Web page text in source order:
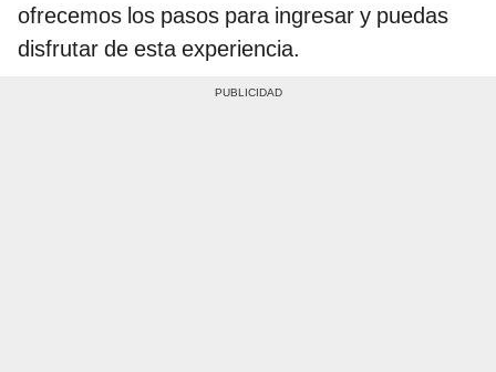
ofrecemos los pasos para ingresar y puedas
disfrutar de esta experiencia.